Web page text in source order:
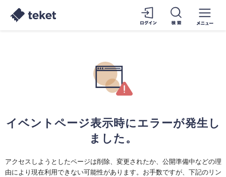
イベントページ表示時にエラーが発生し
ました。
アクセスしようとしたページは削除、変更されたか、公開準備中などの理
由により現在利用できない可能性があります。お手数ですが、下記のリン